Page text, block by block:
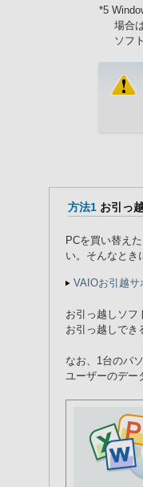
*5
場合
ソフ
方法1お引っ
PCを買い替え
い。そんなとき
VAIOお引越
お引っ越しソフ
お引っ越しでき
なお、1台のパ
ユーザーのデー